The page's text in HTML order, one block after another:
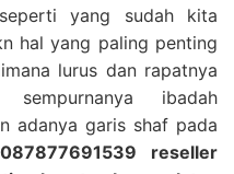
yang sudah kita
hal yang paling penting
lurus dan rapatnya
ibadah
adanya garis shaf pada
087877691539 reseller